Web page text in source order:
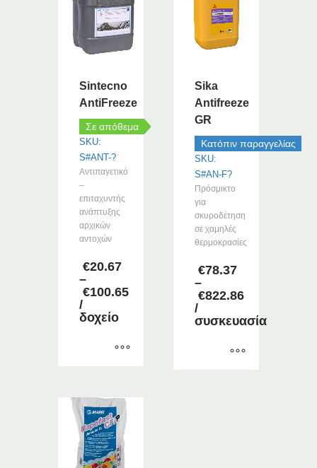
Sintecno
AntiFreeze
Σε απόθεμα
SKU:
S#ANT-?
Αντιπαγετικό
–
επιταχυντής
ανάπτυξης
αρχικών
αντοχών
€20.67
–
€100.65
Price
range:
€20.67
through
/
δοχείο
προϊόν
πολλαπλές
παραλλαγές.
Sika
Antifreeze
GR
Κατόπιν παραγγελίας
SKU:
S#AN-F?
Πρόσμικτο
για
σκυροδέτηση
σε χαμηλές
θερμοκρασίες
€78.37
–
€822.86
Price
range:
through
/
συσκευασία